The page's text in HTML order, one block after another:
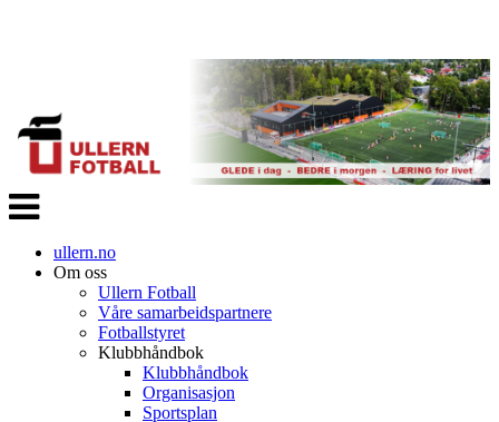
Veksle
navigasjon
ullern.no
Om oss
Ullern Fotball
Våre samarbeidspartnere
Fotballstyret
Klubbhåndbok
Klubbhåndbok
Organisasjon
Sportsplan